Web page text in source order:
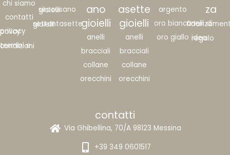
chi siamo
contatti
privacy policy
termini e condizioni
siracusano gioielli
settantasette gioielli
ano
gioielli
anelli
bracciali
collane
orecchini
asette
gioielli
anelli
bracciali
collane
orecchini
argento
oro bianco
oro giallo
za
anelli di
idea regalo
contatti
Via Ghibellina, 70/A 98123 Messina
+39 349 0601517